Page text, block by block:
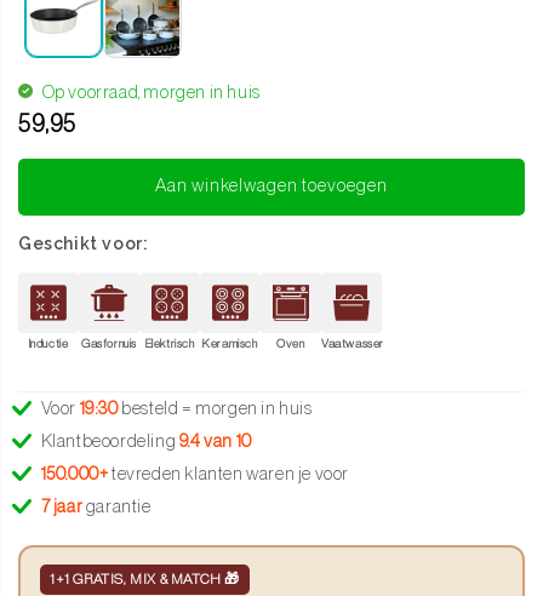
Op voorraad, morgen in huis
Translation missing: nl.products.product.regular_price
59,95
Aan winkelwagen toevoegen
Geschikt voor:
Inductie Gasfornuis Elektrisch Keramisch Oven Vaatwasser
Voor 19:30besteld = morgen in huis
Klantbeoordeling 9.4 van 10
150.000+tevreden klanten waren je voor
7 jaar garantie
1+1 GRATIS, MIX & MATCH 🎁